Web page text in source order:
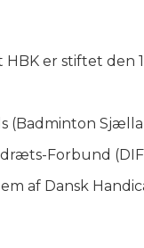
er stiftet den
(Badminton
Forbund
af Dansk